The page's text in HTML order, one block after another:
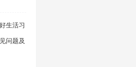
生活习
问题及